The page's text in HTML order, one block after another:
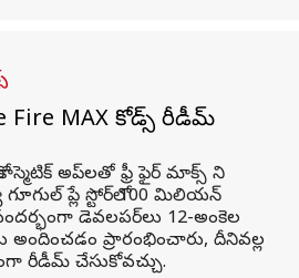
Fire MAX కోడ్స్ రీడీమ్
కాస్మెటిక్ అప్‌లతో ఫ్రీ ఫైర్ మాక్స్ ని
ప్లే స్టోర్‌లో 100 మిలియన్
డెవలపర్‌లు 12-అంకెల
ప్రారంభించారు, దీనివల్ల
రీడీమ్ చేసుకోవచ్చు.